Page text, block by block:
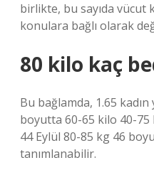
birlikte, bu sayıda vücut
konulara bağlı olarak
80 kilo kaç
Bu bağlamda, 1.65
boyutta 60-65 kilo 40-
44 Eylül 80-85 kg 46
tanımlanabilir.